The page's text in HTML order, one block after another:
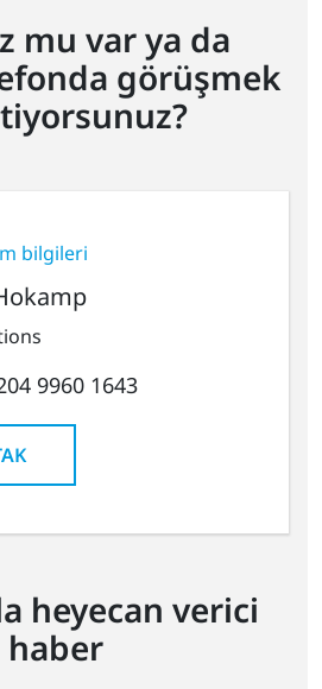
mu var ya da
görüşmek
bilgileri
9960 1643
heyecan verici
haber